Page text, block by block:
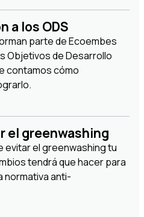
a los ODS
parte de Ecoembes
Objetivos de Desarrollo
contamos cómo
el greenwashing
evitar el greenwashing tu
tendrá que hacer para
normativa anti-